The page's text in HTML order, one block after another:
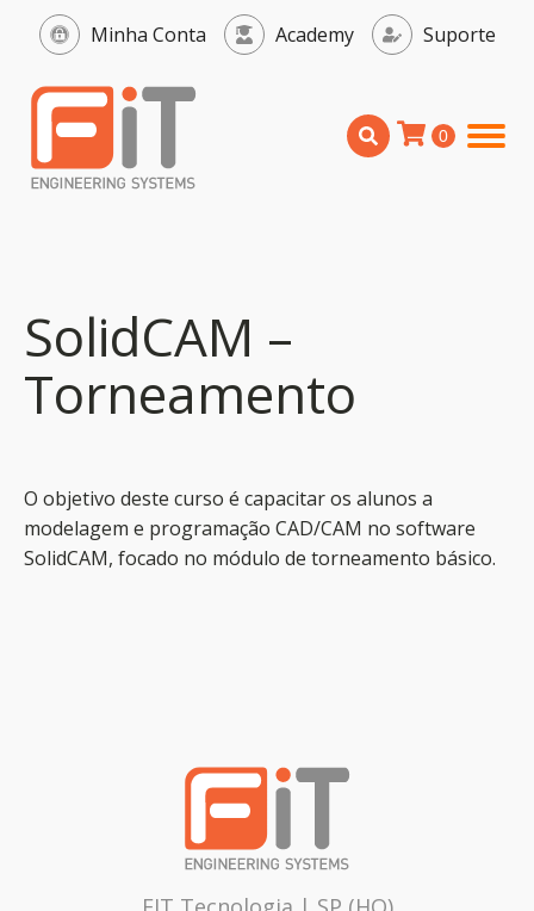
Minha Conta Academy Suporte
SolidCAM –
Torneamento
O objetivo deste curso é capacitar os alunos a
modelagem e programação CAD/CAM no software
SolidCAM, focado no módulo de torneamento básico.